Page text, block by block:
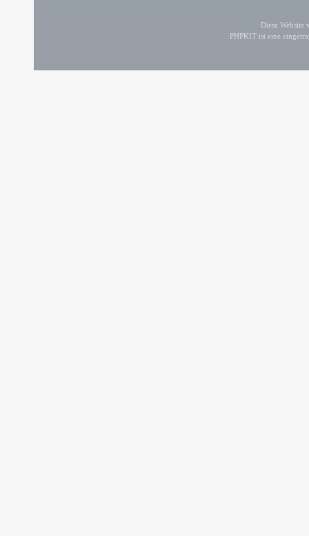
Diese
PHPKIT ist eine